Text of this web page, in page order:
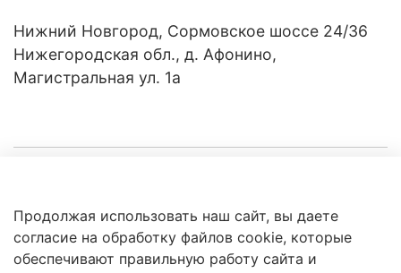
Клиентам
Нижний Новгород, Сормовское шоссе 24/36
Нижегородская обл., д. Афонино,
Магистральная ул. 1а
Продолжая использовать наш сайт, вы даете
согласие на обработку файлов cookie, которые
обеспечивают правильную работу сайта и
обработки